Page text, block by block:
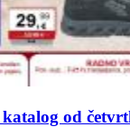
od